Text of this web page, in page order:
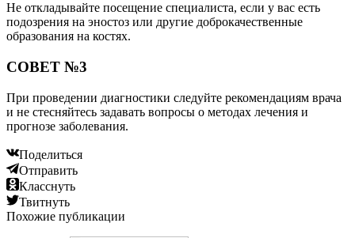
Не откладывайте посещение специалиста, если у вас есть
подозрения на эностоз или другие доброкачественные
образования на костях.
СОВЕТ №3
При проведении диагностики следуйте рекомендациям врача
и не стесняйтесь задавать вопросы о методах лечения и
прогнозе заболевания.
Поделиться
Отправить
Класснуть
Твитнуть
Похожие публикации